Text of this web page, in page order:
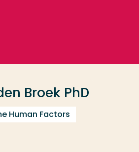
Broek PhD
Human Factors